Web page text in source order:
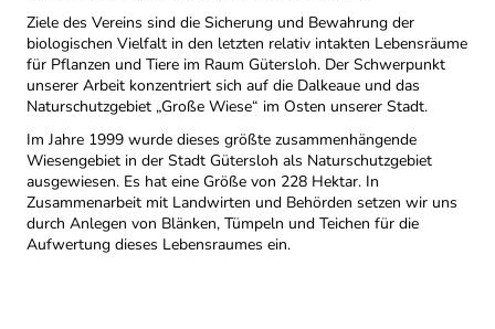
Ziele des Vereins sind die Sicherung und Bewahrung der
biologischen Vielfalt in den letzten relativ intakten Lebensräume
für Pflanzen und Tiere im Raum Gütersloh. Der Schwerpunkt
unserer Arbeit konzentriert sich auf die Dalkeaue und das
Naturschutzgebiet „Große Wiese“ im Osten unserer Stadt.
Im Jahre 1999 wurde dieses größte zusammenhängende
Wiesengebiet in der Stadt Gütersloh als Naturschutzgebiet
ausgewiesen. Es hat eine Größe von 228 Hektar. In
Zusammenarbeit mit Landwirten und Behörden setzen wir uns
durch Anlegen von Blänken, Tümpeln und Teichen für die
Aufwertung dieses Lebensraumes ein.